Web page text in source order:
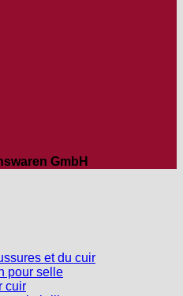
GmbH
et du cuir
pour selle
cuir